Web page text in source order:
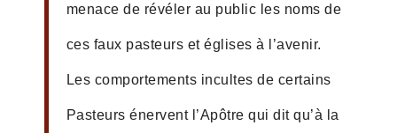
menace de révéler au public les noms de
ces faux pasteurs et églises à l’avenir.
Les comportements incultes de certains
Pasteurs énervent l’Apôtre qui dit qu’à la